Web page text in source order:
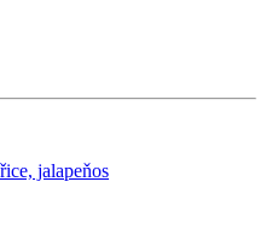
jalapeňos